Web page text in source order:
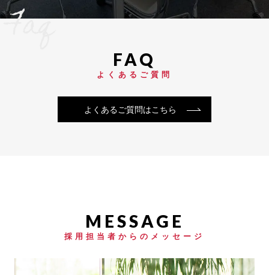
よくあるご質問
Faq
よくあるご質問はこちら
採用担当者からのメッセージ